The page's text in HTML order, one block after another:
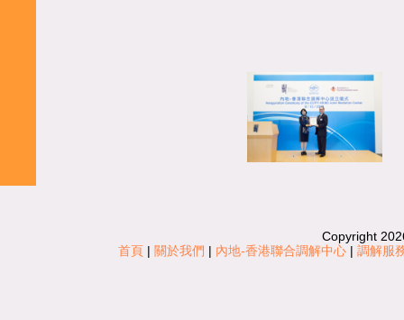
Copyright
首頁 | 關於我們 | 內地-香港聯合調解中心 |調解服